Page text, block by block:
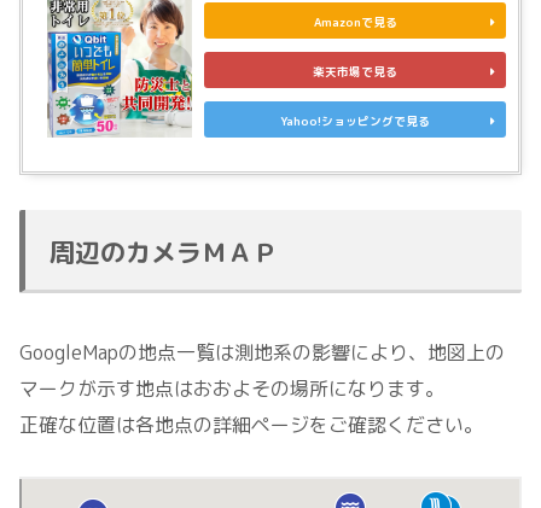
Amazonで見る
楽天市場で見る
Yahoo!ショッピングで見る
周辺のカメラＭＡＰ
GoogleMapの地点一覧は測地系の影響により、地図上の
マークが示す地点はおおよその場所になります。
正確な位置は各地点の詳細ページをご確認ください。